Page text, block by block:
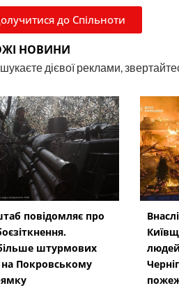
до Спільноти
НОВИНИ
дієвої реклами,
повідомляє про
штурмових
на Покровському